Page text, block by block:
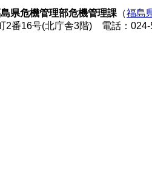
県危機管理部危機管理課 （福島
番16号(北庁舎3階)
電話：